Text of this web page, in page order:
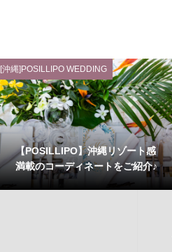
[沖縄]POSILLIPO WEDDING
【POSILLIPO】沖縄リゾート感
満載のコーディネートをご紹介♪